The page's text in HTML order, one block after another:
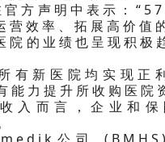
方声明中表示：
营效率、拓展高价值
院的业绩也呈现积
有新医院均实现正
能力提升所收购医院
入而言，企业和
公司